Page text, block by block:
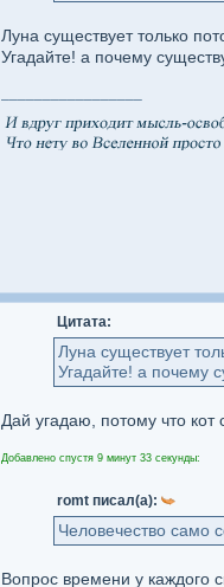
Луна существует только
Угадайте! а почему
Цитата:
Луна существует
Угадайте! а почему
Дай угадаю, потому что кот
Добавлено спустя 9 минут 33 секунды:
romt писал(а):
Человечество само
Вопрос времени у каждого